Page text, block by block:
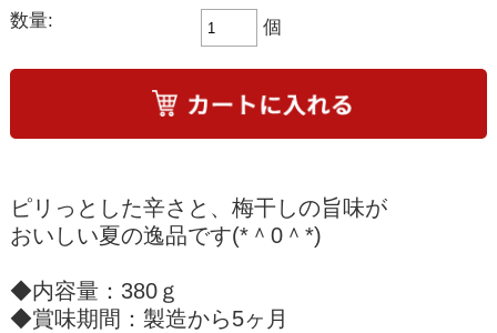
数量:
個
ピリっとした辛さと、梅干しの旨味が
おいしい夏の逸品です(*＾0＾*)
◆内容量：380ｇ
◆賞味期間：製造から5ヶ月